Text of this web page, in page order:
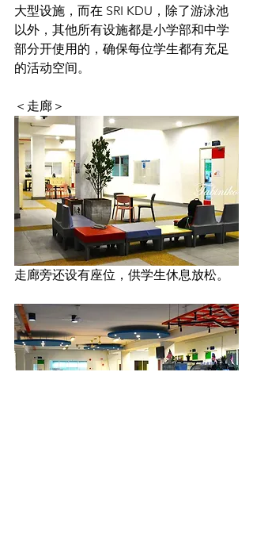
大型设施，而在 SRI KDU，除了游泳池
以外，其他所有设施都是小学部和中学
部分开使用的，确保每位学生都有充足
的活动空间。
＜走廊＞
走廊旁还设有座位，供学生休息放松。